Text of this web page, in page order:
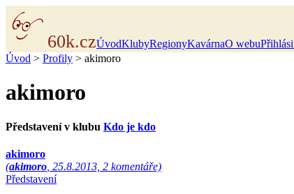
60k.czÚvodKlubyRegionyKavárnaO webu
Úvod > Profily > akimoro
akimoro
Představení v klubu Kdo je kdo
akimoro
(akimoro , 25.8.2013, 2 komentáře)
Představení